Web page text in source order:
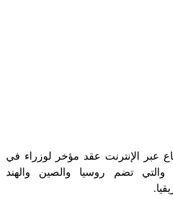
عبر الإنترنت عقد مؤخر لوزراء في
تضم روسيا والصين والهند